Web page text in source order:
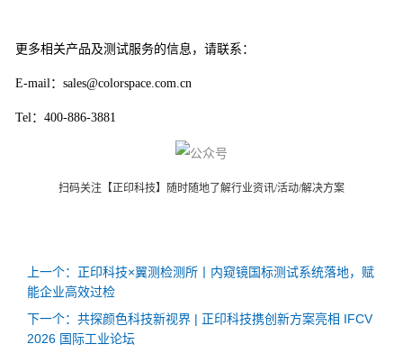
更多相关产品及测试服务的信息，请联系：
E-mail：sales@colorspace.com.cn
Tel：400-886-3881
扫码关注【正印科技】随时随地了解行业资讯/活动/解决方案
上一个：正印科技×翼测检测所丨内窥镜国标测试系统落地，赋
能企业高效过检
下一个：共探颜色科技新视界 | 正印科技携创新方案亮相 IFCV
2026 国际工业论坛